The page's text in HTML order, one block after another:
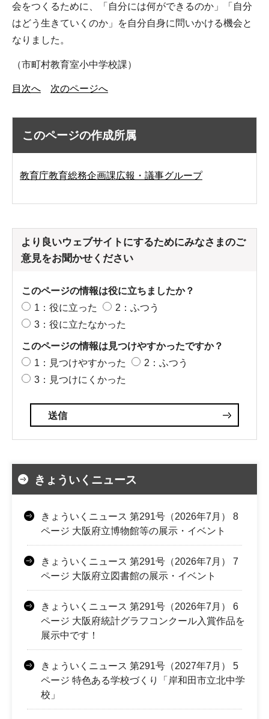
会をつくるために、「自分には何ができるのか」「自分
はどう生きていくのか」を自分自身に問いかける機会と
なりました。
（市町村教育室小中学校課）
目次へ 次のページへ
このページの作成所属
教育庁教育総務企画課広報・議事グループ
より良いウェブサイトにするためにみなさまのご
意見をお聞かせください
このページの情報は役に立ちましたか？
1：役に立った
2：ふつう
3：役に立たなかった
このページの情報は見つけやすかったですか？
1：見つけやすかった
2：ふつう
3：見つけにくかった
きょういくニュース
きょういくニュース 第291号（2026年7月） 8
ページ 大阪府立博物館等の展示・イベント
きょういくニュース 第291号（2026年7月） 7
ページ 大阪府立図書館の展示・イベント
きょういくニュース 第291号（2026年7月） 6
ページ 大阪府統計グラフコンクール入賞作品を
展示中です！
きょういくニュース 第291号（2027年7月） 5
ページ 特色ある学校づくり「岸和田市立北中学
校」